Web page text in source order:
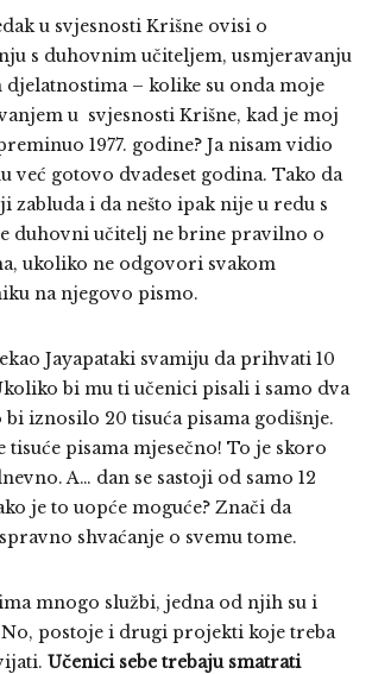
u svjesnosti Krišne ovisi o
s duhovnim učiteljem, usmjeravanju
djelatnostima – kolike su onda moje
u svjesnosti Krišne, kad je moj
1977. godine? Ja nisam vidio
već gotovo dvadeset godina. Tako da
zabluda i da nešto ipak nije u redu s
duhovni učitelj ne brine pravilno o
ukoliko ne odgovori svakom
na njegovo pismo.
Jayapataki svamiju da prihvati 10
bi mu ti učenici pisali i samo dva
bi iznosilo 20 tisuća pisama godišnje.
pisama mjesečno! To je skoro
A… dan se sastoji od samo 12
je to uopće moguće? Znači da
shvaćanje o svemu tome.
mnogo službi, jedna od njih su i
postoje i drugi projekti koje treba
Učenici sebe trebaju smatrati